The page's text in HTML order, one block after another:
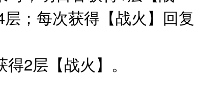
；每次获得【战火】回复
2层【战火】。